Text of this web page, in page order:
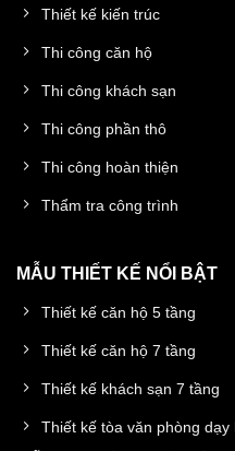
Thiết kế kiến trúc
Thi công căn hộ
Thi công khách sạn
Thi công phần thô
Thi công hoàn thiện
Thẩm tra công trình
MẪU THIẾT KẾ NỔI BẬT
Thiết kế căn hộ 5 tầng
Thiết kế căn hộ 7 tầng
Thiết kế khách sạn 7 tầng
Thiết kế tòa văn phòng dạy